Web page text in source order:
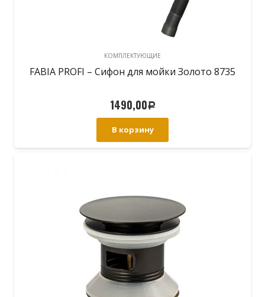
КОМПЛЕКТУЮЩИЕ
FABIA PROFI – Сифон для мойки Золото 8735
1490,00Р
В корзину